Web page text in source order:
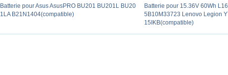
Batterie pour Asus AsusPRO BU201 BU201L BU20
1LA B21N1404(compatible)
Batterie pour 15.36V 60Wh
5B10M33723 Lenovo Legion
15IKB(compatible)